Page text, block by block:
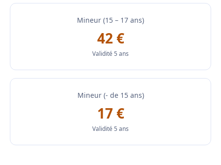
Mineur (15 – 17 ans)
42 €
Validité 5 ans
Mineur (- de 15 ans)
17 €
Validité 5 ans